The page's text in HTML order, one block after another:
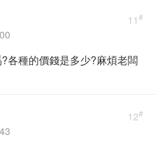
11#
各種的價錢是多少?麻煩老闆
12#